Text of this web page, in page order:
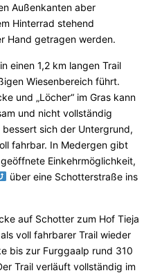
Außenkanten aber
Hinterrad stehend
Hand getragen werden.
einen 1,2 km langen Trail
Wiesenbereich führt.
und „Löcher“ im Gras kann
und nicht vollständig
sich der Untergrund,
fahrbar. In Medergen gibt
Einkehrmöglichkeit,
über eine Schotterstraße ins
auf Schotter zum Hof Tieja
voll fahrbarer Trail wieder
bis zur Furggaalp rund 310
Trail verläuft vollständig im